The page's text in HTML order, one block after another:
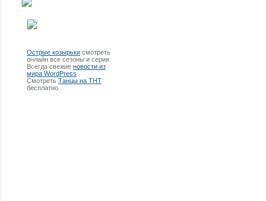
Острые козырьки смотреть
онлайн все сезоны и серии.
Всегда свежие новости из
мира WordPress
Смотреть Танцы на ТНТ
бесплатно